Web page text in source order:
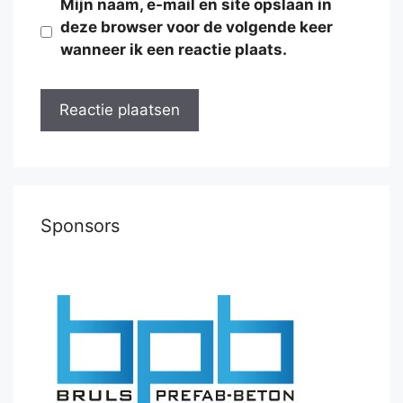
Mijn naam, e-mail en site opslaan in
deze browser voor de volgende keer
wanneer ik een reactie plaats.
Sponsors